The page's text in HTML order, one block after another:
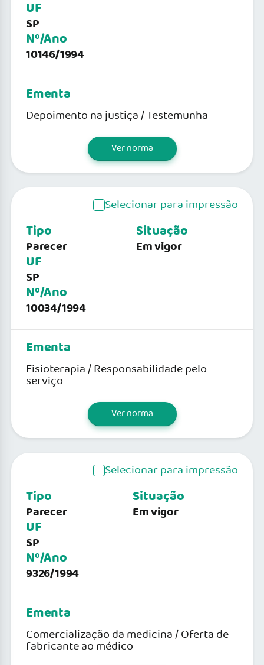
UF
SP
Nº/Ano
10146/1994
Ementa
Depoimento na justiça / Testemunha
Ver norma
Selecionar para impressão
Tipo
Parecer
UF
SP
Nº/Ano
10034/1994
Situação
Em vigor
Ementa
Fisioterapia / Responsabilidade pelo
serviço
Ver norma
Selecionar para impressão
Tipo
Parecer
UF
SP
Nº/Ano
9326/1994
Situação
Em vigor
Ementa
Comercialização da medicina / Oferta de
fabricante ao médico